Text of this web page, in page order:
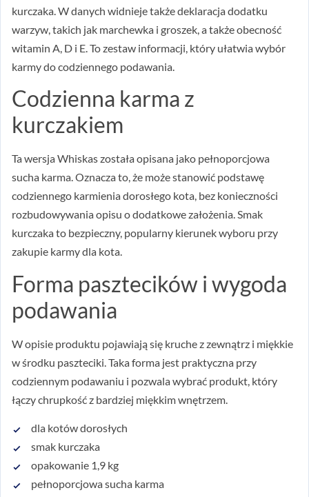
kurczaka. W danych widnieje także deklaracja dodatku
warzyw, takich jak marchewka i groszek, a także obecność
witamin A, D i E. To zestaw informacji, który ułatwia wybór
karmy do codziennego podawania.
Codzienna karma z
kurczakiem
Ta wersja Whiskas została opisana jako pełnoporcjowa
sucha karma. Oznacza to, że może stanowić podstawę
codziennego karmienia dorosłego kota, bez konieczności
rozbudowywania opisu o dodatkowe założenia. Smak
kurczaka to bezpieczny, popularny kierunek wyboru przy
zakupie karmy dla kota.
Forma pasztecików i wygoda
podawania
W opisie produktu pojawiają się kruche z zewnątrz i miękkie
w środku paszteciki. Taka forma jest praktyczna przy
codziennym podawaniu i pozwala wybrać produkt, który
łączy chrupkość z bardziej miękkim wnętrzem.
dla kotów dorosłych
smak kurczaka
opakowanie 1,9 kg
pełnoporcjowa sucha karma